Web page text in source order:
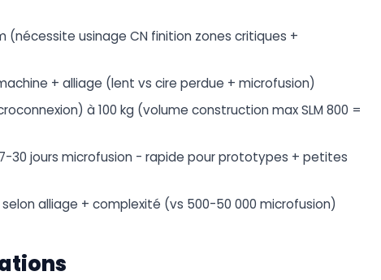
(nécessite usinage CN finition zones critiques +
+ alliage (lent vs cire perdue + microfusion)
à 100 kg (volume construction max SLM 800 =
30 jours microfusion - rapide pour prototypes + petites
selon alliage + complexité (vs 500-50 000 microfusion)